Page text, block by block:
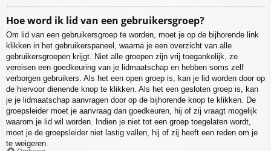
Hoe word ik lid van een gebruikersgroep?
Om lid van een gebruikersgroep te worden, moet je op de bijhorende link
klikken in het gebruikerspaneel, waarna je een overzicht van alle
gebruikersgroepen krijgt. Niet alle groepen zijn vrij toegankelijk, ze
vereisen een goedkeuring van je lidmaatschap en hebben soms zelf
verborgen gebruikers. Als het een open groep is, kan je lid worden door op
de hiervoor dienende knop te klikken. Als het een gesloten groep is, kan
je je lidmaatschap aanvragen door op de bijhorende knop te klikken. De
groepsleider moet je aanvraag dan goedkeuren, hij of zij vraagt mogelijk
waarom je lid wil worden. Indien je niet tot een groep toegelaten wordt,
moet je de groepsleider niet lastig vallen, hij of zij heeft een reden om je
te weigeren.